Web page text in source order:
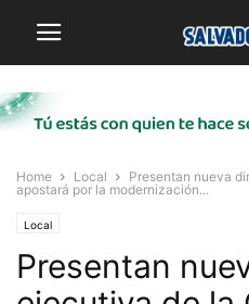
Home Local
Presentan nueva
apostará por la modernización...
Local
Presentan